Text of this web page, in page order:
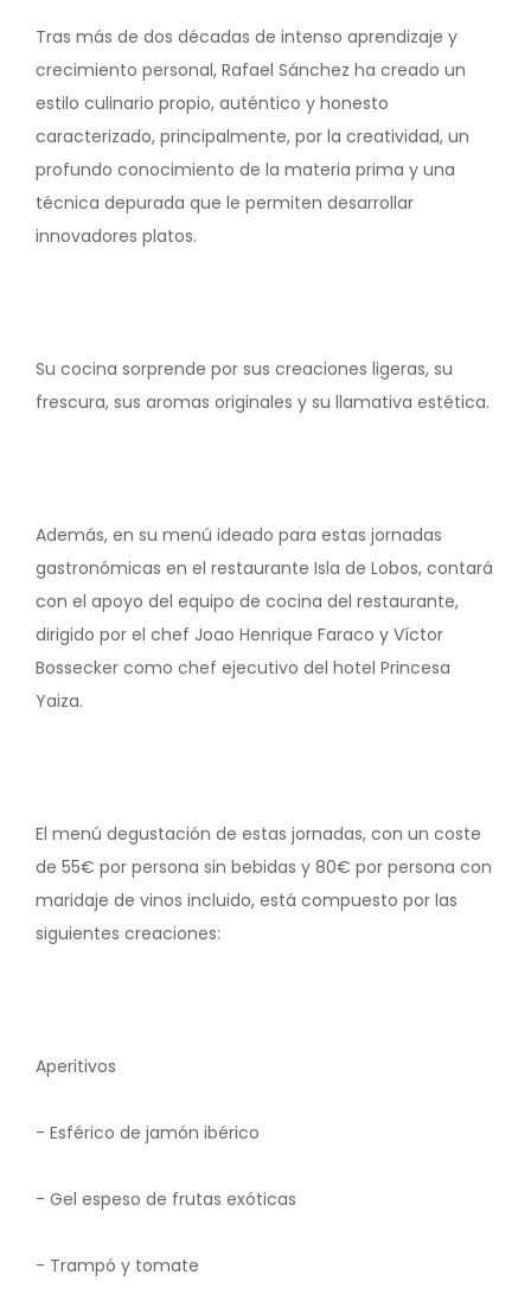
Tras más de dos décadas de intenso aprendizaje y
crecimiento personal, Rafael Sánchez ha creado un
estilo culinario propio, auténtico y honesto
caracterizado, principalmente, por la creatividad, un
profundo conocimiento de la materia prima y una
técnica depurada que le permiten desarrollar
innovadores platos.
Su cocina sorprende por sus creaciones ligeras, su
frescura, sus aromas originales y su llamativa estética.
Además, en su menú ideado para estas jornadas
gastronómicas en el restaurante Isla de Lobos, contará
con el apoyo del equipo de cocina del restaurante,
dirigido por el chef Joao Henrique Faraco y Víctor
Bossecker como chef ejecutivo del hotel Princesa
Yaiza.
El menú degustación de estas jornadas, con un coste
de 55€ por persona sin bebidas y 80€ por persona con
maridaje de vinos incluido, está compuesto por las
siguientes creaciones:
Aperitivos
- Esférico de jamón ibérico
- Gel espeso de frutas exóticas
- Trampó y tomate